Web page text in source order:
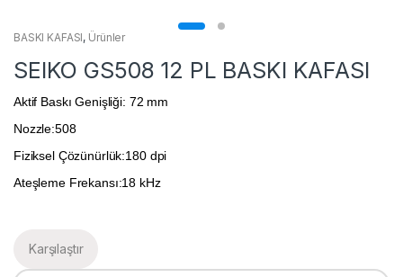
BASKI KAFASI, Ürünler
SEIKO GS508 12 PL BASKI KAFASI
Aktif Baskı Genişliği: 72 mm
Nozzle:508
Fiziksel Çözünürlük:180 dpi
Ateşleme Frekansı:18 kHz
Karşılaştır